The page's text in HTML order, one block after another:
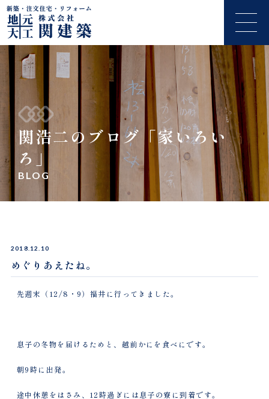
関浩二のブログ「家いろい
ろ」
BLOG
2018.12.10
めぐりあえたね。
先週末（12/8・9）福井に行ってきました。
息子の冬物を届けるためと、越前かにを食べにです。
朝9時に出発。
途中休憩をはさみ、12時過ぎには息子の寮に到着です。